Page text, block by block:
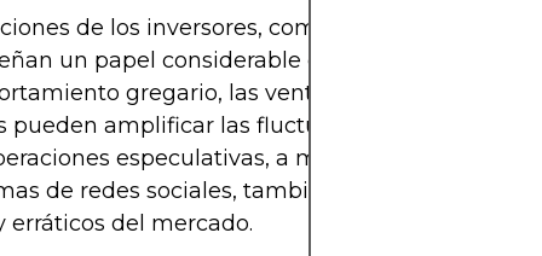
de los inversores, como el miedo y la
un papel considerable en la volatilidad del
gregario, las ventas de pánico o las
pueden amplificar las fluctuaciones de precios.
especulativas, a menudo impulsadas
de redes sociales, también contribuye a
erráticos del mercado.